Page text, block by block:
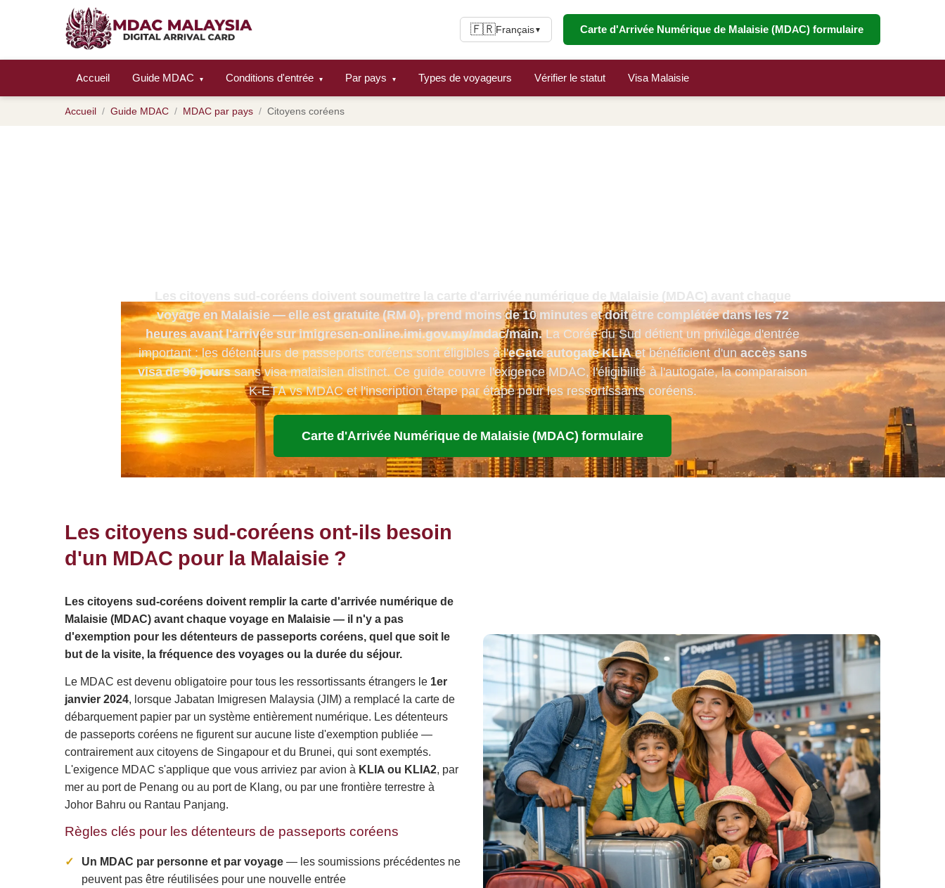
🇫🇷Français▼ Carte d'Arrivée Numérique de Malaisie (MDAC) formulaire
Accueil Guide MDAC ▾ Conditions d'entrée ▾ Par pays ▾ Types de voyageurs Vérifier le statut Visa Malaisie
Accueil Guide MDAC MDAC par pays Citoyens coréens
voyage en Malaisie — elle est gratuite (RM 0), prend moins de10 minutes et doit être complétée dans les72
heuresavant l'arrivée sur imigresen-online.imi.gov.my/mdac/main. La Corée du Sud détient un privilège d'entrée
important : les détenteurs de passeports coréens sont éligibles à l'eGate autogate KLIAet bénéficient d'unaccès sans
visa de 90 jourssans visa malaisien distinct. Ce guide couvre l'exigence MDAC, l'éligibilité à l'autogate, la comparaison
K-ETA vs MDAC et l'inscription étape par étape pour les ressortissants coréens.
Carte d'Arrivée Numérique de Malaisie (MDAC) formulaire
Les citoyens sud-coréens ont-ils besoin
d'un MDAC pour la Malaisie ?
Les citoyens sud-coréens doivent remplir la carte d'arrivée numérique de
Malaisie (MDAC) avant chaque voyage en Malaisie — il n'y a pas
d'exemption pour les détenteurs de passeports coréens, quel que soit le
but de la visite, la fréquence des voyages ou la durée du séjour.
Le MDAC est devenu obligatoire pour tous les ressortissants étrangers le 1er
janvier 2024, lorsque Jabatan Imigresen Malaysia (JIM) a remplacé la carte de
débarquement papier par un système entièrement numérique. Les détenteurs
de passeports coréens ne figurent sur aucune liste d'exemption publiée —
contrairement aux citoyens de Singapour et du Brunei, qui sont exemptés.
L'exigence MDAC s'applique que vous arriviez par avion à KLIA ou KLIA2, par
mer au port de Penang ou au port de Klang, ou par une frontière terrestre à
Johor Bahru ou Rantau Panjang.
Règles clés pour les détenteurs de passeports coréens
Un MDAC par personne et par voyage— les soumissions précédentes ne
peuvent pas être réutilisées pour une nouvelle entrée